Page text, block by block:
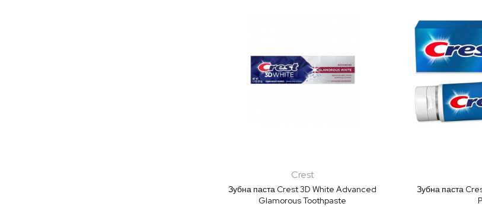
Crest
Зубна паста Crest 3D White Advanced
Glamorous Toothpaste
Зубна паста